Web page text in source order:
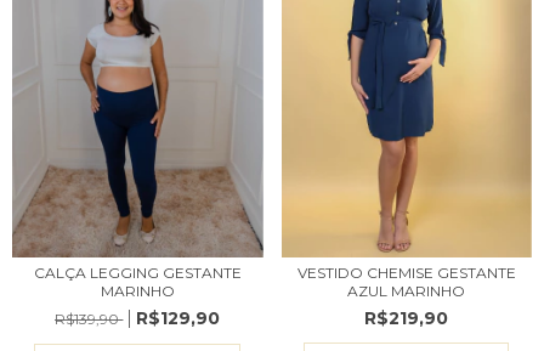
CALÇA LEGGING GESTANTE
MARINHO
R$139,90
R$129,90
VESTIDO CHEMISE GESTANTE
AZUL MARINHO
R$219,90